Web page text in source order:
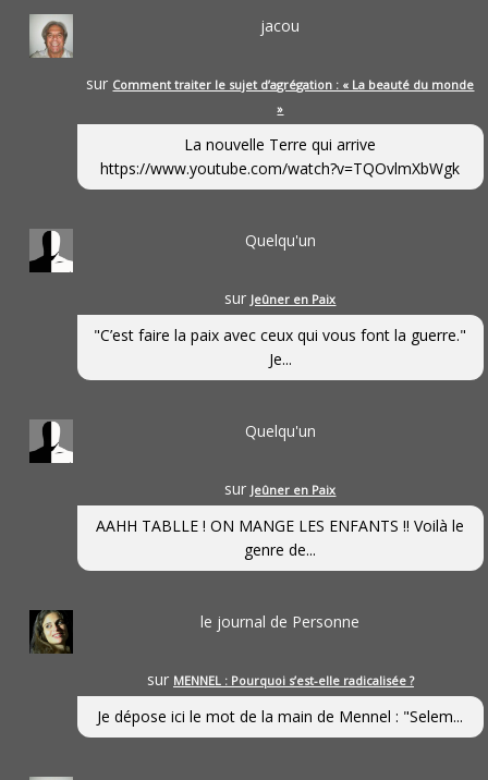
jacou
sur Comment traiter le sujet d’agrégation : « La beauté du monde
»
La nouvelle Terre qui arrive
https://www.youtube.com/watch?v=TQOvlmXbWgk
Quelqu'un
sur Jeûner en Paix
"C’est faire la paix avec ceux qui vous font la guerre."
Je...
Quelqu'un
sur Jeûner en Paix
AAHH TABLLE ! ON MANGE LES ENFANTS !! Voilà le
genre de...
le journal de Personne
sur MENNEL : Pourquoi s’est-elle radicalisée ?
Je dépose ici le mot de la main de Mennel : "Selem...